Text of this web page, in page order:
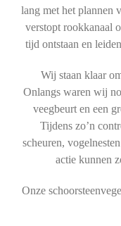
lang met het plannen
verstopt rookkanaal
tijd ontstaan en
Wij staan klaar
Onlangs waren wij
veegbeurt en een
Tijdens zo’n
scheuren,
actie kunnen
Onze